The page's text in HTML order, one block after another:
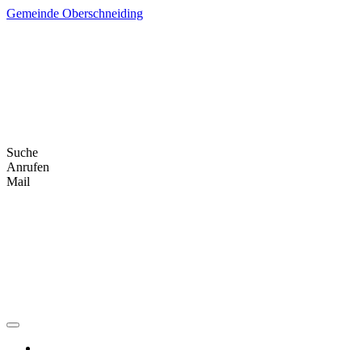
Skip
Gemeinde Oberschneiding
Suche
Anrufen
Mail